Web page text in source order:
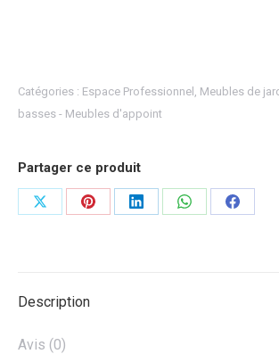
Catégories : Espace Professionnel , Meubles de
basses - Meubles d'appoint
Partager ce produit
PartagerPartagerPartagerPartagerPartager
Description
Avis (0)